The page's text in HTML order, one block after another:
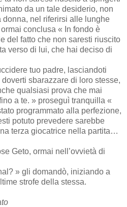
da un tale desiderio, non
donna, nel riferirsi alle lunghe
conclusa « In fondo è
del fatto che non saresti riuscito
verso di lui, che hai deciso di
tuo padre, lasciandoti
sbarazzare di loro stesse,
qualsiasi prova che mai
a te. » proseguì tranquilla «
programmato alla perfezione,
potuto prevedere sarebbe
terza giocatrice nella partita…
Geto, ormai nell’ovvietà di
» gli domandò, iniziando a
strofe della stessa.